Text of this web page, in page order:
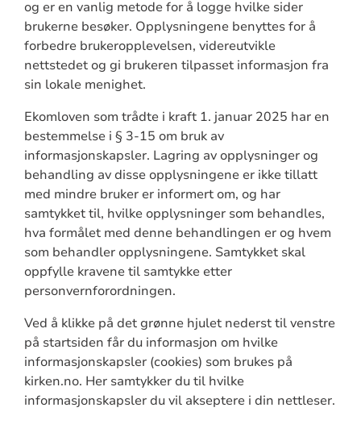
og er en vanlig metode for å logge hvilke sider
brukerne besøker. Opplysningene benyttes for å
forbedre brukeropplevelsen, videreutvikle
nettstedet og gi brukeren tilpasset informasjon fra
sin lokale menighet.
Ekomloven som trådte i kraft 1. januar 2025 har en
bestemmelse i § 3-15 om bruk av
informasjonskapsler. Lagring av opplysninger og
behandling av disse opplysningene er ikke tillatt
med mindre bruker er informert om, og har
samtykket til, hvilke opplysninger som behandles,
hva formålet med denne behandlingen er og hvem
som behandler opplysningene. Samtykket skal
oppfylle kravene til samtykke etter
personvernforordningen.
Ved å klikke på det grønne hjulet nederst til venstre
på startsiden får du informasjon om hvilke
informasjonskapsler (cookies) som brukes på
kirken.no. Her samtykker du til hvilke
informasjonskapsler du vil akseptere i din nettleser.